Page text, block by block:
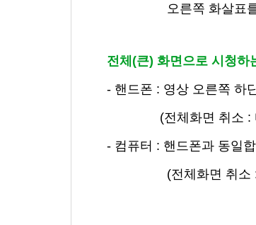
오른쪽 화살표를 1
전체(큰) 화면으로 시청하
- 핸드폰 : 영상 오른쪽 하
(전체화면 취소 : 다
- 컴퓨터 : 핸드폰과 동일
(전체화면 취소 : 다